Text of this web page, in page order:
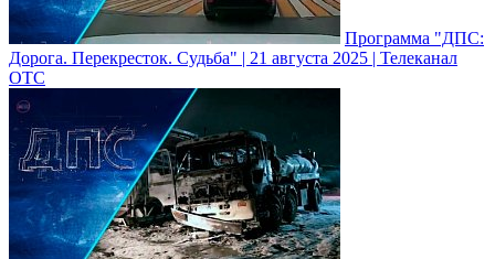
Программа "ДПС:
Дорога. Перекресток. Судьба" | 21 августа 2025 | Телеканал
ОТС